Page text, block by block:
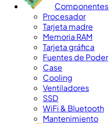
Componentes
Procesador
Tarjeta madre
Memoria RAM
Tarjeta gráfica
Fuentes de Poder
Case
Cooling
Ventiladores
SSD
WiFi & Bluetooth
Mantenimiento